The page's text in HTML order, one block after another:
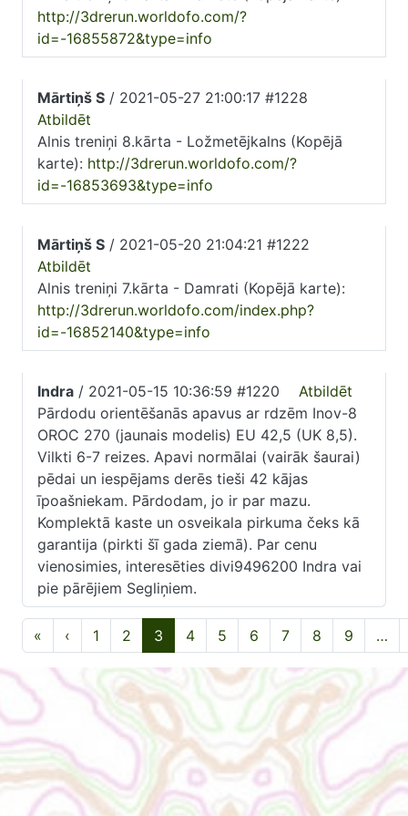
http://3drerun.worldofo.com/?
id=-16855872&type=info
Mārtiņš S / 2021-05-27 21:00:17 #1228
Atbildēt
Alnis treniņi 8.kārta - Ložmetējkalns (Kopējā
karte): http://3drerun.worldofo.com/?
id=-16853693&type=info
Mārtiņš S / 2021-05-20 21:04:21 #1222
Atbildēt
Alnis treniņi 7.kārta - Damrati (Kopējā karte):
http://3drerun.worldofo.com/index.php?
id=-16852140&type=info
Indra / 2021-05-15 10:36:59 #1220
Atbildēt
Pārdodu orientēšanās apavus ar rdzēm Inov-8
OROC 270 (jaunais modelis) EU 42,5 (UK 8,5).
Vilkti 6-7 reizes. Apavi normālai (vairāk šaurai)
pēdai un iespējams derēs tieši 42 kājas
īpoašniekam. Pārdodam, jo ir par mazu.
Komplektā kaste un osveikala pirkuma čeks kā
garantija (pirkti šī gada ziemā). Par cenu
vienosimies, interesēties divi9496200 Indra vai
pie pārējiem Segliņiem.
Pagination
« First page
‹ Previous page
1 2 3 4 5 6 7 8 9 …